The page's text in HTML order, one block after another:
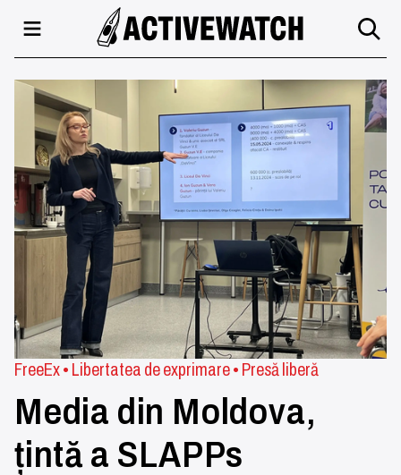
FreeEx• Libertatea de exprimare• Presă liberă
Media din Moldova,
țintă a SLAPPs